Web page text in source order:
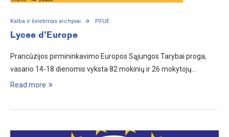
Kalba ir švietimas archyvai PFUE
Lycee d’Europe
Prancūzijos pirmininkavimo Europos Sąjungos Tarybai proga,
vasario 14-18 dienomis vyksta 82 mokinių ir 26 mokytojų…
Read more